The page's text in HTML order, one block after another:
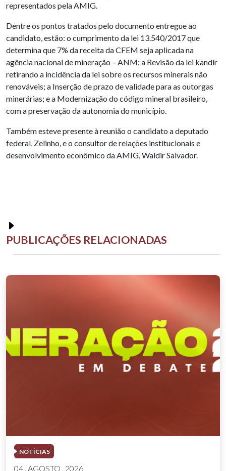
representados pela AMIG.
Dentre os pontos tratados pelo documento entregue ao
candidato, estão: o cumprimento da lei 13.540/2017 que
determina que 7% da receita da CFEM seja aplicada na
agência nacional de mineração – ANM; a Revisão da lei kandir
retirando a incidência da lei sobre os recursos minerais não
renováveis; a Inserção de prazo de validade para as outorgas
minerárias; e a Modernização do código mineral brasileiro,
com a preservação da autonomia do município.
Também esteve presente à reunião o candidato a deputado
federal, Zelinho, e o consultor de relações institucionais e
desenvolvimento econômico da AMIG, Waldir Salvador.
PUBLICAÇÕES RELACIONADAS
NOTÍCIAS
04 . AGOSTO . 2026